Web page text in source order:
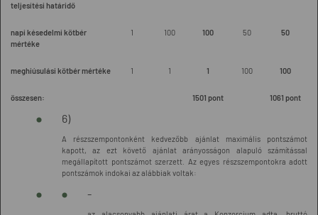
teljesítési határidő
napi késedelmi kötbér
mértéke
1 100 100 50 50
meghiúsulási kötbér mértéke 1 1 1 100 100
összesen: 1501 pont 1061 pont
6)
A részszempontonként kedvezőbb ajánlat maximális pontszámot
kapott, az ezt követő ajánlat arányosságon alapuló számítással
megállapított pontszámot szerzett. Az egyes részszempontokra adott
pontszámok indokai az alábbiak voltak:
-